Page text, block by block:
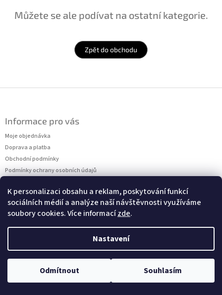
K personalizaci obsahu a reklam, poskytování funkcí
sociálních médií a analýze naší návštěvnosti využíváme
soubory cookies. Více informacízde.
Nastavení
Odmítnout Souhlasím
Můžete se ale podívat na ostatní kategorie.
Zpět do obchodu
Informace pro vás
Moje objednávka
Doprava a platba
Obchodní podmínky
Podmínky ochrany osobních údajů
Měření velikostí
Vytvořil ShoptetCopyright 2026Dressalia. Všechna práva vyhrazena.
Upravit nastavení cookies